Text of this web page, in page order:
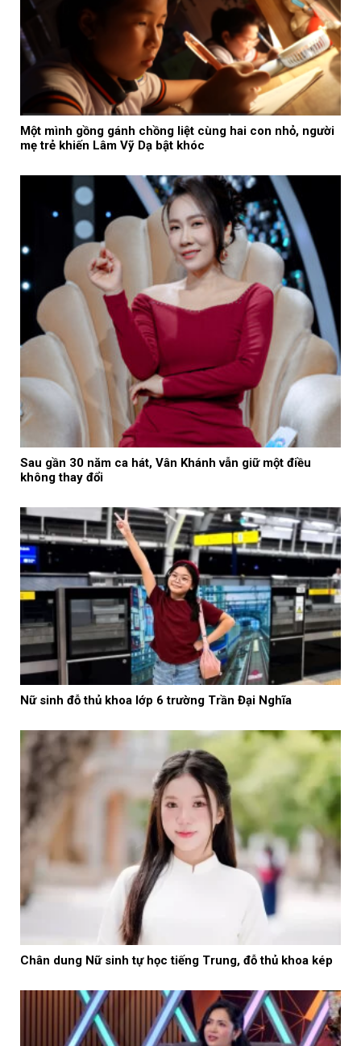
Một mình gồng gánh chồng liệt cùng hai con nhỏ, người
mẹ trẻ khiến Lâm Vỹ Dạ bật khóc
Sau gần 30 năm ca hát, Vân Khánh vẫn giữ một điều
không thay đổi
Nữ sinh đỗ thủ khoa lớp 6 trường Trần Đại Nghĩa
Chân dung Nữ sinh tự học tiếng Trung, đỗ thủ khoa kép